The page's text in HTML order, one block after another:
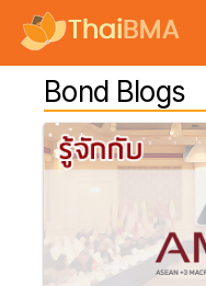
Bond Blogs